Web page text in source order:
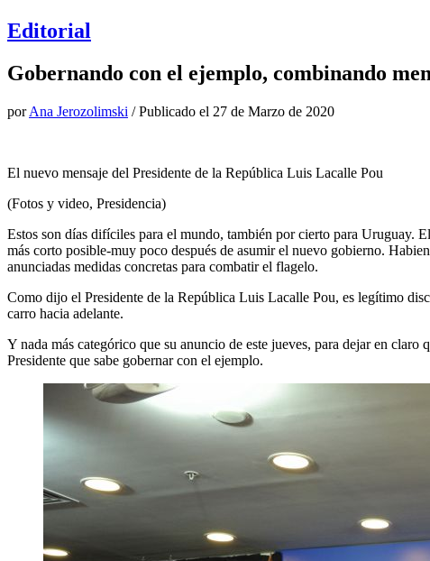
Editorial
Gobernando con el ejemplo, combinando
porAna Jerozolimski / Publicado el 27 de Marzo de 2020
El nuevo mensaje del Presidente de la República Luis Lacalle Pou
(Fotos y video, Presidencia)
Estos son días difíciles para el mundo, también por cierto para Uruguay.
más corto posible-muy poco después de asumir el nuevo gobierno.
anunciadas medidas concretas para combatir el flagelo.
Como dijo el Presidente de la República Luis Lacalle Pou, es legítimo
carro hacia adelante.
Y nada más categórico que su anuncio de este jueves, para dejar en
Presidente que sabe gobernar con el ejemplo.